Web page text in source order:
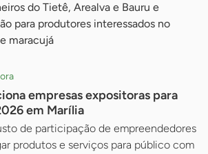
do Tietê, Arealva e Bauru e
para produtores interessados no
maracujá
empresas expositoras para
em Marília
de participação de empreendedores
produtos e serviços para público com